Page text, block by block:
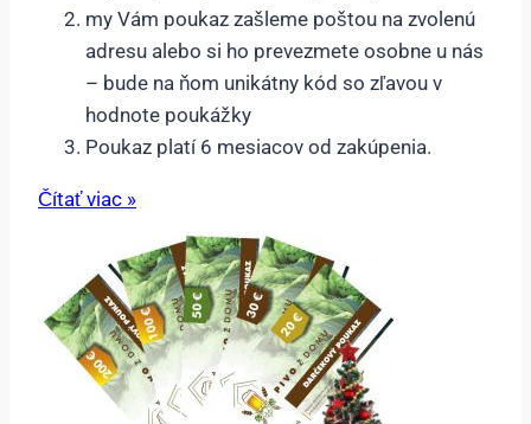
my Vám poukaz zašleme poštou na zvolenú
adresu alebo si ho prevezmete osobne u nás
– bude na ňom unikátny kód so zľavou v
hodnote poukážky
Poukaz platí 6 mesiacov od zakúpenia.
Čítať viac »